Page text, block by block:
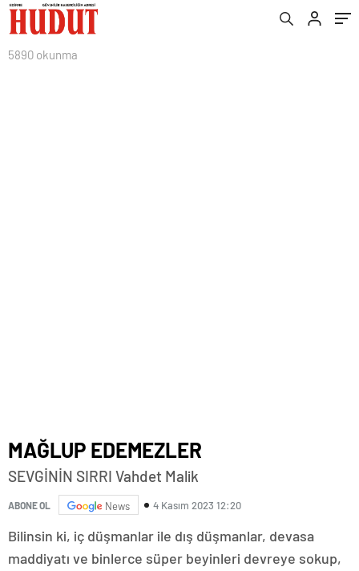
5890 okunma
MAĞLUP EDEMEZLER
SEVGİNİN SIRRI Vahdet Malik
ABONE OL News 4 Kasım 2023 12:20
Bilinsin ki, iç düşmanlar ile dış düşmanlar, devasa
maddiyatı ve binlerce süper beyinleri devreye sokup,